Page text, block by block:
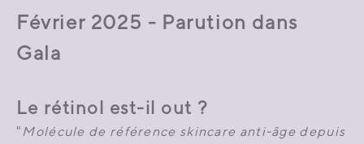
Février 2025 - Parution dans
Gala
Le rétinol est-il out ?
" Molécule de référence skincare anti-âge depuis